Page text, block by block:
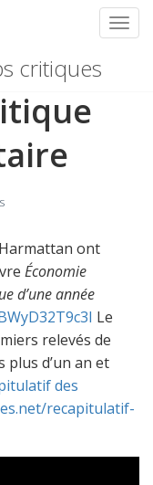
critiques
ont
Économie
d’une année
Le
relevés de
d’un an et
des
recapitulatif-